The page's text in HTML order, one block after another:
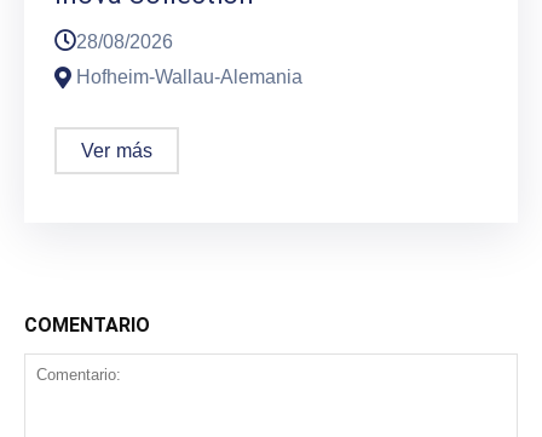
28/08/2026
Hofheim-Wallau-Alemania
Ver más
COMENTARIO